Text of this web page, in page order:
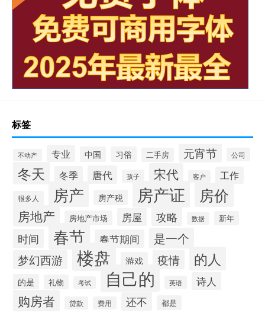
标签
不动产 专业 中国 习俗 二手房 元宵节 公司
冬天 冬季 唐代 孩子 宋代 客户 工作
很多人 房产 房产税 房产证 房价
房地产 房地产市场 房屋 攻略 数据 新年
时间 春节 春节期间 是一个
梦幻西游 楼盘 游戏 疫情 的人
的是 礼物 考试 自己的 英语 诗人
购房者 贷款 费用 还不 都是